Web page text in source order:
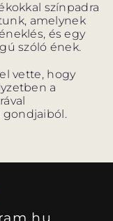
színpadra
amelynek
és egy
szóló ének.
vette, hogy
a